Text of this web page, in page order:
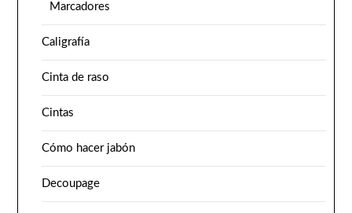
Marcadores
Caligrafía
Cinta de raso
Cintas
Cómo hacer jabón
Decoupage